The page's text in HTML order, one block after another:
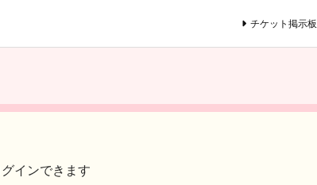
チケット掲示板
インできます